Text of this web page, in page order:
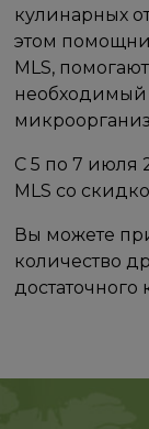
кулинарных
этом
MLS,
необходимый
С 5 по 7 июля
MLS со
Вы можете
количество